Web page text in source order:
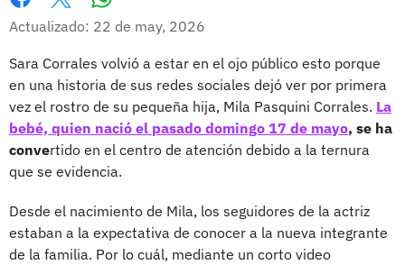
Facebook
X
Actualizado: 22 de may, 2026
Sara Corrales volvió a estar en el ojo público esto porque
en una historia de sus redes sociales dejó ver por primera
vez el rostro de su pequeña hija, Mila Pasquini Corrales. La
bebé, quien nació el pasado domingo 17 de mayo, se ha
convertido en el centro de atención debido a la ternura
que se evidencia.
Desde el nacimiento de Mila, los seguidores de la actriz
estaban a la expectativa de conocer a la nueva integrante
de la familia. Por lo cuál, mediante un corto video